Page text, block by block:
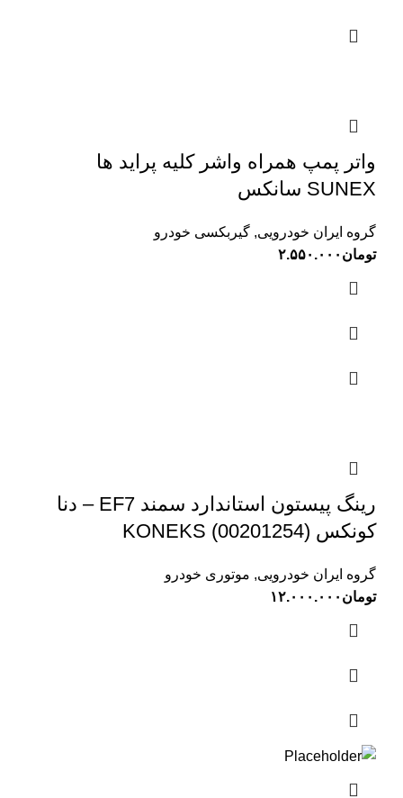
واتر پمپ همراه واشر کلیه پراید ها
SUNEX سانکس
گروه ایران خودرویی, گیربکسی خودرو
تومان ۲.۵۵۰.۰۰۰
رینگ پیستون استاندارد سمند EF7 – دنا
کونکس KONEKS (00201254)
گروه ایران خودرویی, موتوری خودرو
تومان ۱۲.۰۰۰.۰۰۰